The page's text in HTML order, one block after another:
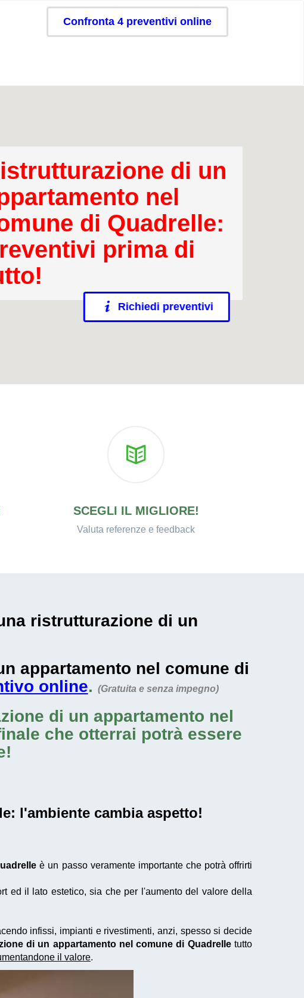
Confronta 4 preventivi online
di un
nel
di Quadrelle:
prima di
Richiedi preventivi
SCEGLI IL MIGLIORE!
Valuta referenze e feedback
ristrutturazione di un
appartamento nel comune di
online. (Gratuita e senza impegno)
di un appartamento nel
che otterrai potrà essere
: l'ambiente cambia aspetto!
è un passo veramente importante che potrà offrirti
ed il lato estetico, sia che per l'aumento del valore della
infissi, impianti e rivestimenti, anzi, spesso si decide
di un appartamento nel comune di Quadrelletutto
il valore.